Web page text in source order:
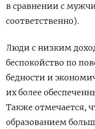
в сравнении с
соответственно).
Люди с низким
беспокойство по
бедности и
их более
Также отмечается,
образованием